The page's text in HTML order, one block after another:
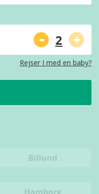
- +
Rejser I med en baby?
Billund